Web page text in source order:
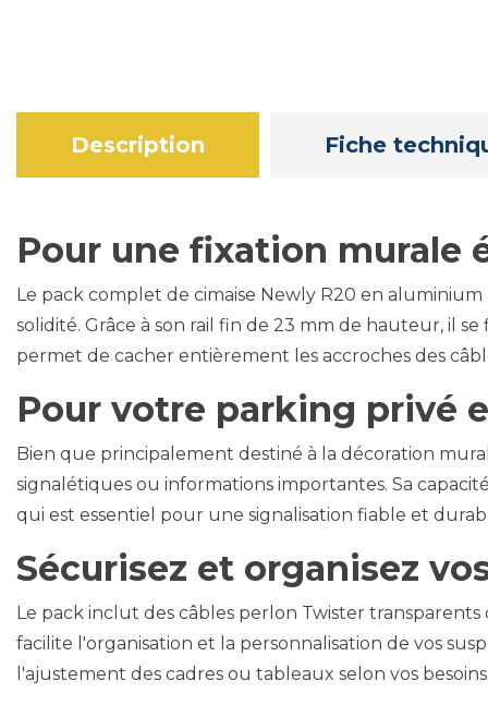
Description Fiche
Pour une fixation murale
Le pack complet de cimaise Newly R20 en
solidité. Grâce à son rail fin de 23 mm de hauteur, il
permet de cacher entièrement les accroches des
Pour votre parking privé
Bien que principalement destiné à la décoration
signalétiques ou informations importantes. Sa
qui est essentiel pour une signalisation fiable et
Sécurisez et organisez
Le pack inclut des câbles perlon Twister
facilite l'organisation et la personnalisation de vos
l'ajustement des cadres ou tableaux selon vos